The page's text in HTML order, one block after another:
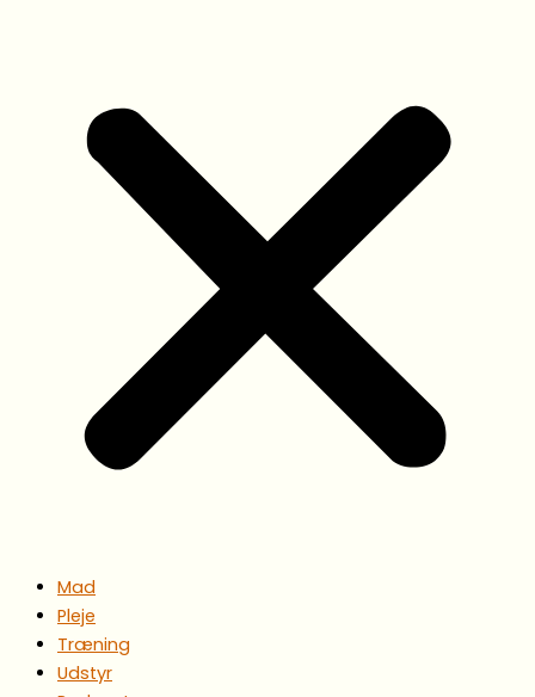
Mad
Pleje
Træning
Udstyr